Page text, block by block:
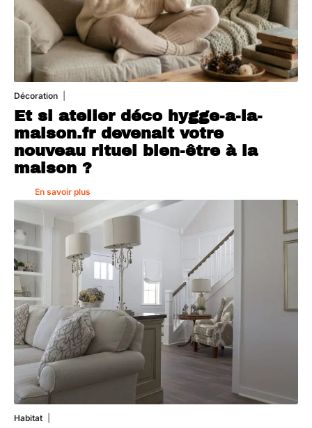
Décoration
Et si atelier déco hygge-a-la-
maison.fr devenait votre
nouveau rituel bien-être à la
maison ?
En savoir plus
Habitat